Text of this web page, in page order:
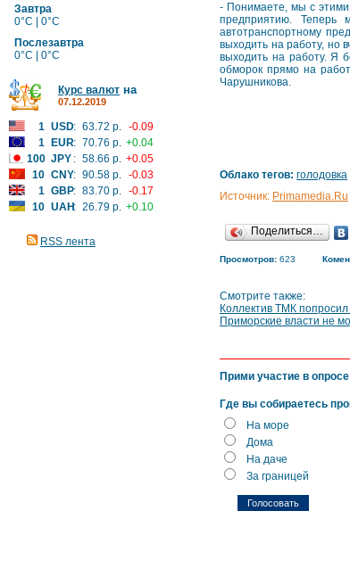
Завтра
0°C | 0°C
Послезавтра
0°C | 0°C
Курс валют на
07.12.2019
1 USD: 63.72 р. -0.09
1
EUR: 70.76 р. +0.04
100 JPY : 58.66 р. +0.05
10 CNY: 90.58 р. -0.03
1 GBP: 83.70 р. -0.17
10 UAH: 26.79 р. +0.10
RSS лента
- Понимаете, мы с
предприятию.
автотранспортному
выходить на работу, но
выходить на работу. Я
обморок прямо на
Чарушникова.
Облако тегов: голодовка
Источник: Primamedia.Ru
Поделиться…
Просмотров: 623
Смотрите также:
Коллектив ТМК
Приморские власти не
Прими участие в опросе
Где вы собираетесь
На море
Дома
На даче
За границей